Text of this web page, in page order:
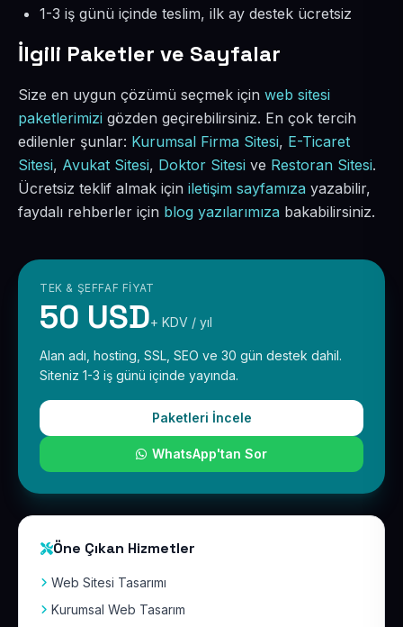
1-3 iş günü içinde teslim, ilk ay destek ücretsiz
İlgili Paketler ve Sayfalar
Size en uygun çözümü seçmek için web sitesi
paketlerimizi gözden geçirebilirsiniz. En çok tercih
edilenler şunlar: Kurumsal Firma Sitesi, E-Ticaret
Sitesi, Avukat Sitesi, Doktor Sitesi ve Restoran Sitesi.
Ücretsiz teklif almak için iletişim sayfamıza yazabilir,
faydalı rehberler için blog yazılarımıza bakabilirsiniz.
TEK & ŞEFFAF FIYAT
50 USD+ KDV / yıl
Alan adı, hosting, SSL, SEO ve 30 gün destek dahil.
Siteniz 1-3 iş günü içinde yayında.
Paketleri İncele
WhatsApp'tan Sor
Öne Çıkan Hizmetler
Web Sitesi Tasarımı
Kurumsal Web Tasarım